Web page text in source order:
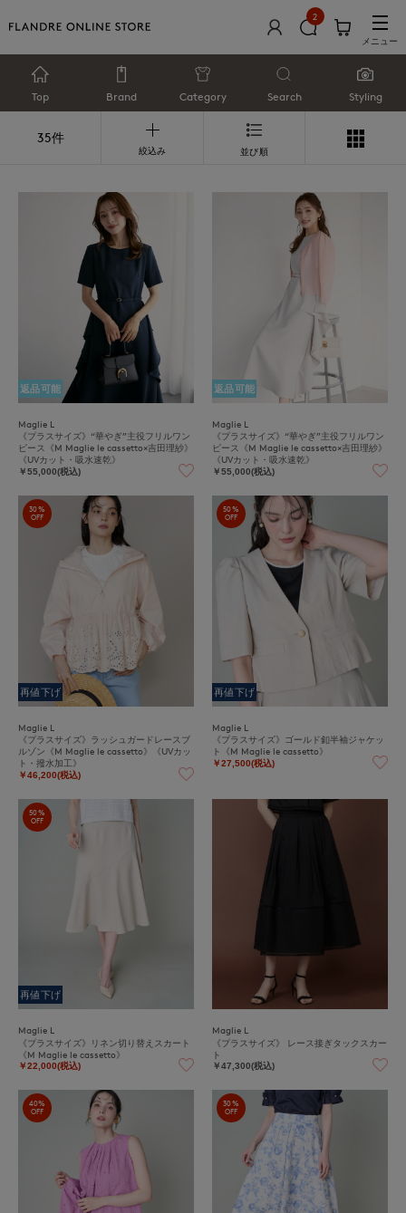
2
メニュー
Top Brand Category Search Styling
35件
絞込み 並び順
返品可能
Maglie L
《プラスサイズ》“華やぎ”主役フリルワン
ピース《M Maglie le cassetto×吉田理紗》
《UVカット・吸水速乾》
￥55,000(税込)
返品可能
Maglie L
《プラスサイズ》“華やぎ”主役フリルワン
ピース《M Maglie le cassetto×吉田理紗》
《UVカット・吸水速乾》
￥55,000(税込)
30%
OFF
再値下げ
Maglie L
《プラスサイズ》ラッシュガードレースブ
ルゾン《M Maglie le cassetto》《UVカッ
ト・撥水加工》
￥46,200(税込)
50%
OFF
再値下げ
Maglie L
《プラスサイズ》ゴールド釦半袖ジャケッ
ト《M Maglie le cassetto》
￥27,500(税込)
50%
OFF
再値下げ
Maglie L
《プラスサイズ》リネン切り替えスカート
《M Maglie le cassetto》
￥22,000(税込)
Maglie L
《プラスサイズ》 レース接ぎタックスカー
ト
￥47,300(税込)
40%
OFF
30%
OFF